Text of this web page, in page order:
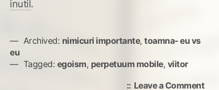
inutil.
Archived: nimicuri importante, toamna- eu vs
eu
Tagged: egoism, perpetuum mobile, viitor
Leave a Commenton